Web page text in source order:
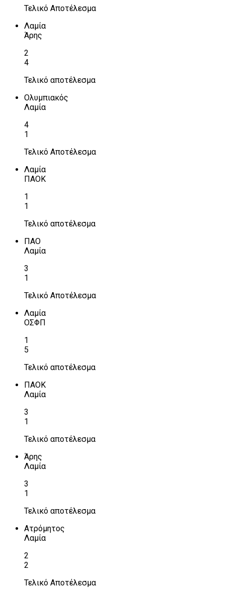
Τελικό Αποτέλεσμα
Λαμία
Άρης
2
4
Τελικό αποτέλεσμα
Ολυμπιακός
Λαμία
4
1
Τελικό Αποτέλεσμα
Λαμία
ΠΑΟΚ
1
1
Τελικό αποτέλεσμα
ΠΑΟ
Λαμία
3
1
Τελικό Αποτέλεσμα
Λαμία
ΟΣΦΠ
1
5
Τελικό αποτέλεσμα
ΠΑΟΚ
Λαμία
3
1
Τελικό αποτέλεσμα
Άρης
Λαμία
3
1
Τελικό αποτέλεσμα
Ατρόμητος
Λαμία
2
2
Τελικό Αποτέλεσμα